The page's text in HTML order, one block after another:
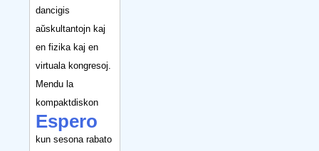
dancigis
aŭskultantojn kaj
en fizika kaj en
virtuala kongresoj.
Mendu la
kompaktdiskon
Espero
kun sesona rabato